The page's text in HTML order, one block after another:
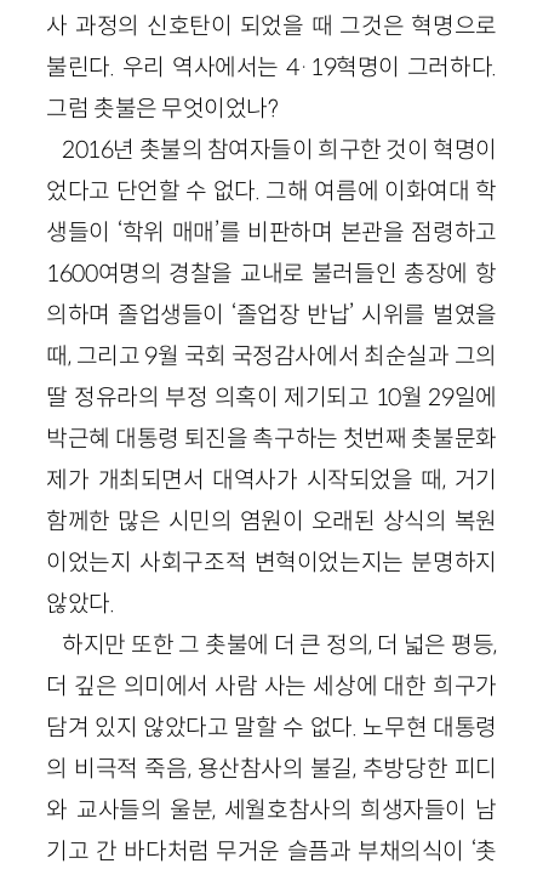
사 과정의 신호탄이 되었을 때 그것은 혁명으로
불린다. 우리 역사에서는 4·19혁명이 그러하다.
그럼 촛불은 무엇이었나?
2016년 촛불의 참여자들이 희구한 것이 혁명이
었다고 단언할 수 없다. 그해 여름에 이화여대 학
생들이 ‘학위 매매’를 비판하며 본관을 점령하고
1600여명의 경찰을 교내로 불러들인 총장에 항
의하며 졸업생들이 ‘졸업장 반납’ 시위를 벌였을
때, 그리고 9월 국회 국정감사에서 최순실과 그의
딸 정유라의 부정 의혹이 제기되고 10월 29일에
박근혜 대통령 퇴진을 촉구하는 첫번째 촛불문화
제가 개최되면서 대역사가 시작되었을 때, 거기
함께한 많은 시민의 염원이 오래된 상식의 복원
이었는지 사회구조적 변혁이었는지는 분명하지
않았다.
하지만 또한 그 촛불에 더 큰 정의, 더 넓은 평등,
더 깊은 의미에서 사람 사는 세상에 대한 희구가
담겨 있지 않았다고 말할 수 없다. 노무현 대통령
의 비극적 죽음, 용산참사의 불길, 추방당한 피디
와 교사들의 울분, 세월호참사의 희생자들이 남
기고 간 바다처럼 무거운 슬픔과 부채의식이 ‘촛